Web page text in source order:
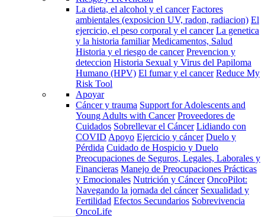
La dieta, el alcohol y el cancer Factores
ambientales (exposicion UV, radon, radiacion) El
ejercicio, el peso corporal y el cancer La genetica
y la historia familiar Medicamentos, Salud
Historia y el riesgo de cancer Prevencion y
deteccion Historia Sexual y Virus del Papiloma
Humano (HPV) El fumar y el cancer Reduce My
Risk Tool
Apoyar
Cáncer y trauma Support for Adolescents and
Young Adults with Cancer Proveedores de
Cuidados Sobrellevar el Cáncer Lidiando con
COVID Apoyo Ejercicio y cáncer Duelo y
Pérdida Cuidado de Hospicio y Duelo
Preocupaciones de Seguros, Legales, Laborales y
Financieras Manejo de Preocupaciones Prácticas
y Emocionales Nutrición y Cáncer OncoPilot:
Navegando la jornada del cáncer Sexualidad y
Fertilidad Efectos Secundarios Sobrevivencia
OncoLife